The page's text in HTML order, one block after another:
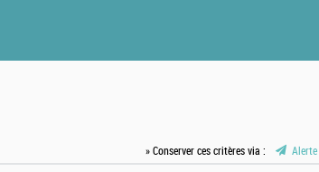
» Conserver ces critères via :